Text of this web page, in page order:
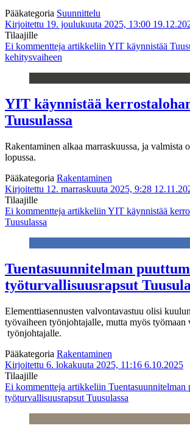
Pääkategoria Suunnittelu
Kirjoitettu 19. joulukuuta 2025, 13:00
Tilaajille
Ei kommentteja artikkeliin YIT käynnistää
kehitysvaiheen
YIT käynnistää
Tuusulassa
Rakentaminen alkaa marraskuussa, ja valmista
lopussa.
Pääkategoria Rakentaminen
Kirjoitettu 12. marraskuuta 2025, 9:28
Tilaajille
Ei kommentteja artikkeliin YIT käynnistää
Tuusulassa
Tuentasuunnitelman
työturvallisuusrapsut
Elementtiasennusten valvontavastuu olisi
työvaiheen työnjohtajalle, mutta myös työmaan
työnjohtajalle.
Pääkategoria Rakentaminen
Kirjoitettu 6. lokakuuta 2025, 11:16 6.10.2025
Tilaajille
Ei kommentteja artikkeliin Tuentasuunnitelman
työturvallisuusrapsut Tuusulassa